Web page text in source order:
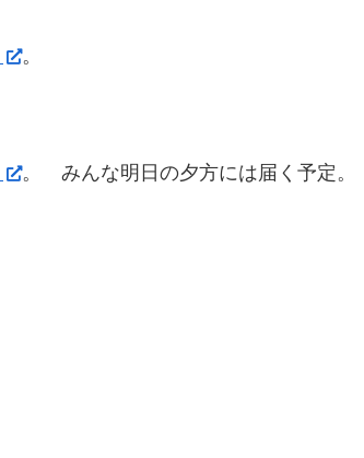
。
。 みんな明日の夕方には届く予定。